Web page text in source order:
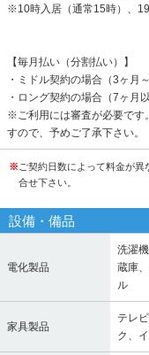
※10時入居（通常15時）、
【毎月払い（分割払い）】
・ミドル契約の場合（3ヶ月
・ロング契約の場合（7ヶ月
※ご利用には審査が必要です
すので、予めご了承下さい。
※ ご契約日数によって料金が
合せ下さい。
設備・備品
電化製品
洗濯
蔵庫
ル
家具製品
テレ
ク、